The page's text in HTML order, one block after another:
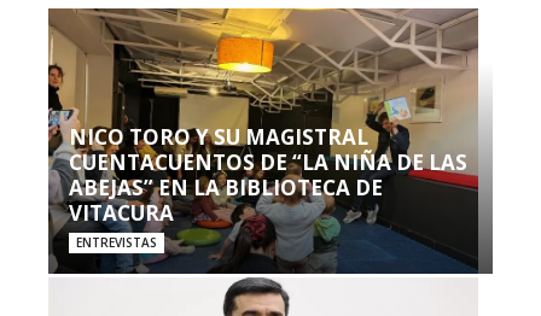
NICO TORO Y SU MAGISTRAL
CUENTACUENTOS DE “LA NIÑA DE LAS
ABEJAS” EN LA BIBLIOTECA DE
VITACURA
ENTREVISTAS